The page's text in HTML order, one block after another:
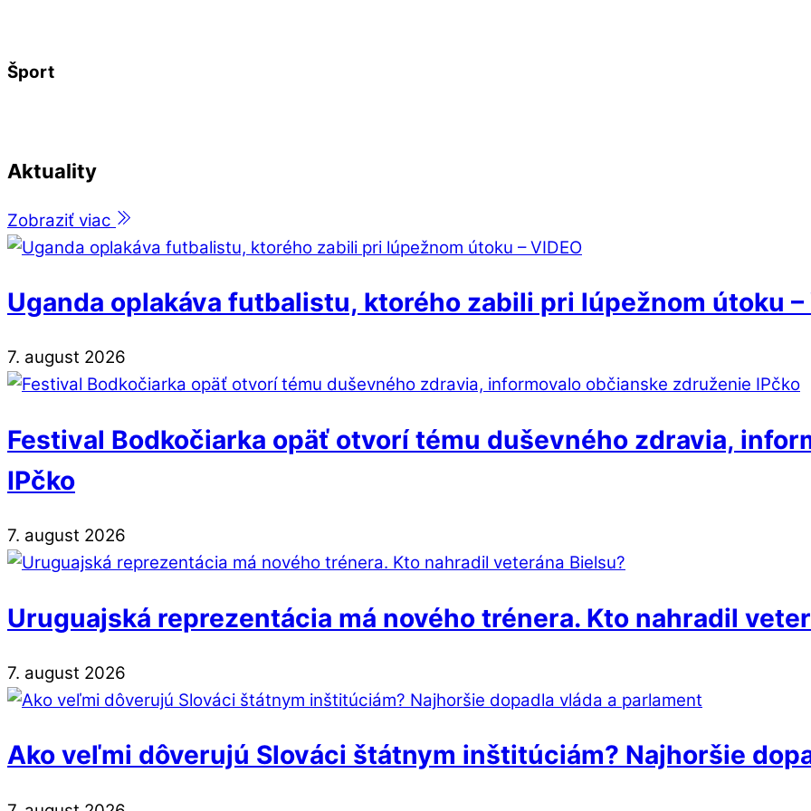
Šport
Aktuality
Zobraziť viac
Uganda oplakáva futbalistu, ktorého zabili pri lúpežnom útoku –
7. august 2026
Festival Bodkočiarka opäť otvorí tému duševného zdravia,
IPčko
7. august 2026
Uruguajská reprezentácia má nového trénera. Kto nahradil
7. august 2026
Ako veľmi dôverujú Slováci štátnym inštitúciám? Najhoršie